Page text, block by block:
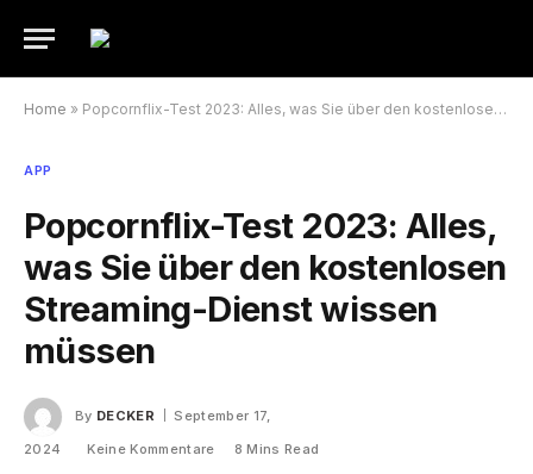
Home » Popcornflix-Test 2023: Alles, was Sie über den kostenlosen Streaming-Dienst wissen müssen
APP
Popcornflix-Test 2023: Alles,
was Sie über den kostenlosen
Streaming-Dienst wissen
müssen
By DECKER
September 17,
2024
Keine Kommentare 8 Mins Read